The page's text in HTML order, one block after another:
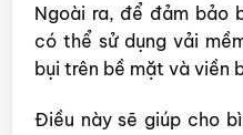
Ngoài ra, để đảm bảo
có thể sử dụng vải
bụi trên bề mặt và viền
Điều này sẽ giúp cho